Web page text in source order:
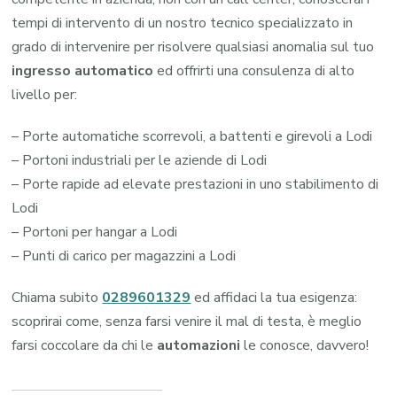
tempi di intervento di un nostro tecnico specializzato in
grado di intervenire per risolvere qualsiasi anomalia sul tuo
ingresso automatico ed offrirti una consulenza di alto
livello per:
– Porte automatiche scorrevoli, a battenti e girevoli a Lodi
– Portoni industriali per le aziende di Lodi
– Porte rapide ad elevate prestazioni in uno stabilimento di
Lodi
– Portoni per hangar a Lodi
– Punti di carico per magazzini a Lodi
Chiama subito 0289601329 ed affidaci la tua esigenza:
scoprirai come, senza farsi venire il mal di testa, è meglio
farsi coccolare da chi le automazioni le conosce, davvero!